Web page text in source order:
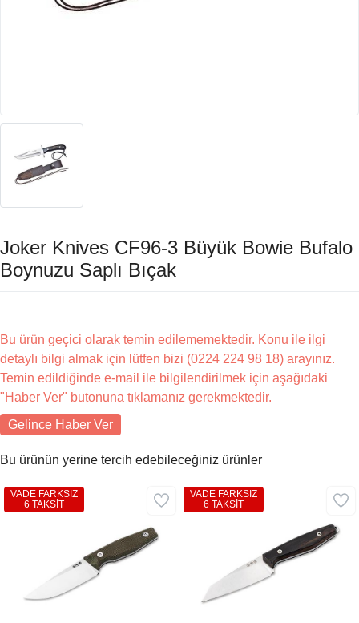
Joker Knives CF96-3 Büyük Bowie Bufalo
Boynuzu Saplı Bıçak
Bu ürün geçici olarak temin edilememektedir. Konu ile ilgi
detaylı bilgi almak için lütfen bizi (0224 224 98 18) arayınız.
Temin edildiğinde e-mail ile bilgilendirilmek için aşağıdaki
"Haber Ver" butonuna tıklamanız gerekmektedir.
Gelince Haber Ver
Bu ürünün yerine tercih edebileceğiniz ürünler
VADE FARKSIZ
6 TAKSİT
VADE FARKSIZ
6 TAKSİT